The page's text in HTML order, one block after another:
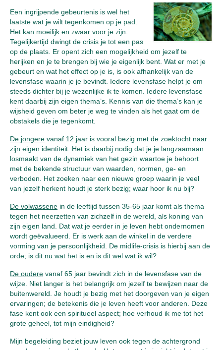
Een ingrijpende gebeurtenis is wel het
laatste wat je wilt tegenkomen op je pad.
Het kan moeilijk en zwaar voor je zijn.
Tegelijkertijd dwingt de crisis je tot een pas
op de plaats. Er opent zich een mogelijkheid om jezelf te
herijken en je te brengen bij wie je eigenlijk bent. Wat er met je
gebeurt en wat het effect op je is, is ook afhankelijk van de
levensfase waarin je je bevindt. Iedere levensfase helpt je om
steeds dichter bij je wezenlijke ik te komen. Iedere levensfase
kent daarbij zijn eigen thema’s. Kennis van die thema’s kan je
wijsheid geven om beter je weg te vinden als het gaat om de
obstakels die je tegenkomt.
De jongere vanaf 12 jaar is vooral bezig met de zoektocht naar
zijn eigen identiteit. Het is daarbij nodig dat je je langzaamaan
losmaakt van de dynamiek van het gezin waartoe je behoort
met de bekende structuur van waarden, normen, ge- en
verboden. Het zoeken naar een nieuwe groep waarin je veel
van jezelf herkent houdt je sterk bezig; waar hoor ik nu bij?
De volwassene in de leeftijd tussen 35-65 jaar komt als thema
tegen het neerzetten van zichzelf in de wereld, als koning van
zijn eigen land. Dat wat je eerder in je leven hebt ondernomen
wordt geëvalueerd. Er is werk aan de winkel in de verdere
vorming van je persoonlijkheid. De midlife-crisis is hierbij aan de
orde; is dit nu wat het is en is dit wel wat ik wil?
De oudere vanaf 65 jaar bevindt zich in de levensfase van de
wijze. Niet langer is het belangrijk om jezelf te bewijzen naar de
buitenwereld. Je houdt je bezig met het doorgeven van je eigen
ervaringen; de betekenis die je leven heeft voor anderen. Deze
fase kent ook een spiritueel aspect; hoe verhoud ik me tot het
grote geheel, tot mijn eindigheid?
Mijn begeleiding beziet jouw leven ook tegen de achtergrond